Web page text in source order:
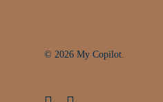
© 2026 My Copilot.